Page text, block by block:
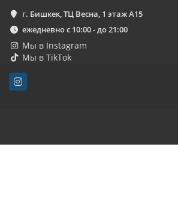
г. Бишкек, ТЦ Весна, 1 этаж А15
ежедневно с 10:00 - до 21:00
Мы в Instagram
Мы в TikTok